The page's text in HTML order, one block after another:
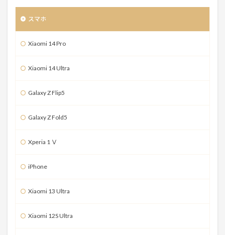
スマホ
Xiaomi 14 Pro
Xiaomi 14 Ultra
Galaxy Z Flip5
Galaxy Z Fold5
Xperia 1 Ⅴ
iPhone
Xiaomi 13 Ultra
Xiaomi 12S Ultra